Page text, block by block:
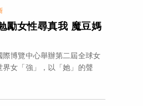
勵女性尋真我 魔豆媽
博覽中心舉辦第二屆全球女
女「強」，以「她」的聲